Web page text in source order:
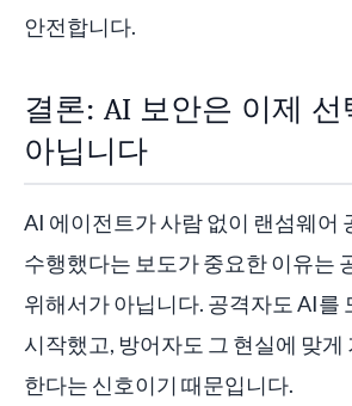
안전합니다.
결론: AI 보안은 이제 선
아닙니다
AI 에이전트가 사람 없이 랜섬웨어
수행했다는 보도가 중요한 이유는
위해서가 아닙니다. 공격자도 AI를
시작했고, 방어자도 그 현실에 맞게
한다는 신호이기 때문입니다.